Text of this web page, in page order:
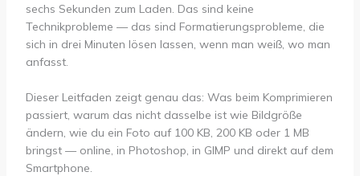
sechs Sekunden zum Laden. Das sind keine
Technikprobleme — das sind Formatierungsprobleme, die
sich in drei Minuten lösen lassen, wenn man weiß, wo man
anfasst.
Dieser Leitfaden zeigt genau das: Was beim Komprimieren
passiert, warum das nicht dasselbe ist wie Bildgröße
ändern, wie du ein Foto auf 100 KB, 200 KB oder 1 MB
bringst — online, in Photoshop, in GIMP und direkt auf dem
Smartphone.